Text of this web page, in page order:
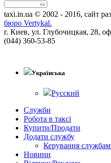
taxi.in.ua © 2002 - 2016, сайт
бюро Vertykal.
г. Киев, ул. Глубочицкая, 28,
(044) 360-53-85
Українська
Русский
Служби
Робота в таксі
Купити/Продати
Додати службу
Керування
Новини